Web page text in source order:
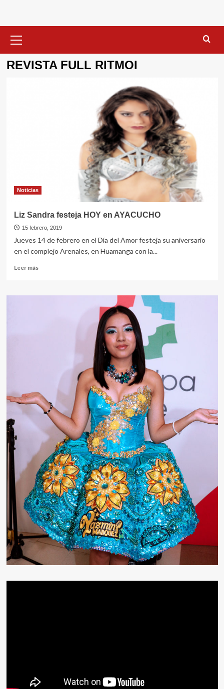
primario
REVISTA FULL RITMOI
Noticias
Liz Sandra festeja HOY en AYACUCHO
15 febrero, 2019
Jueves 14 de febrero en el Día del Amor festeja su aniversario
en el complejo Arenales, en Huamanga con la...
Leer másLeer
Liz